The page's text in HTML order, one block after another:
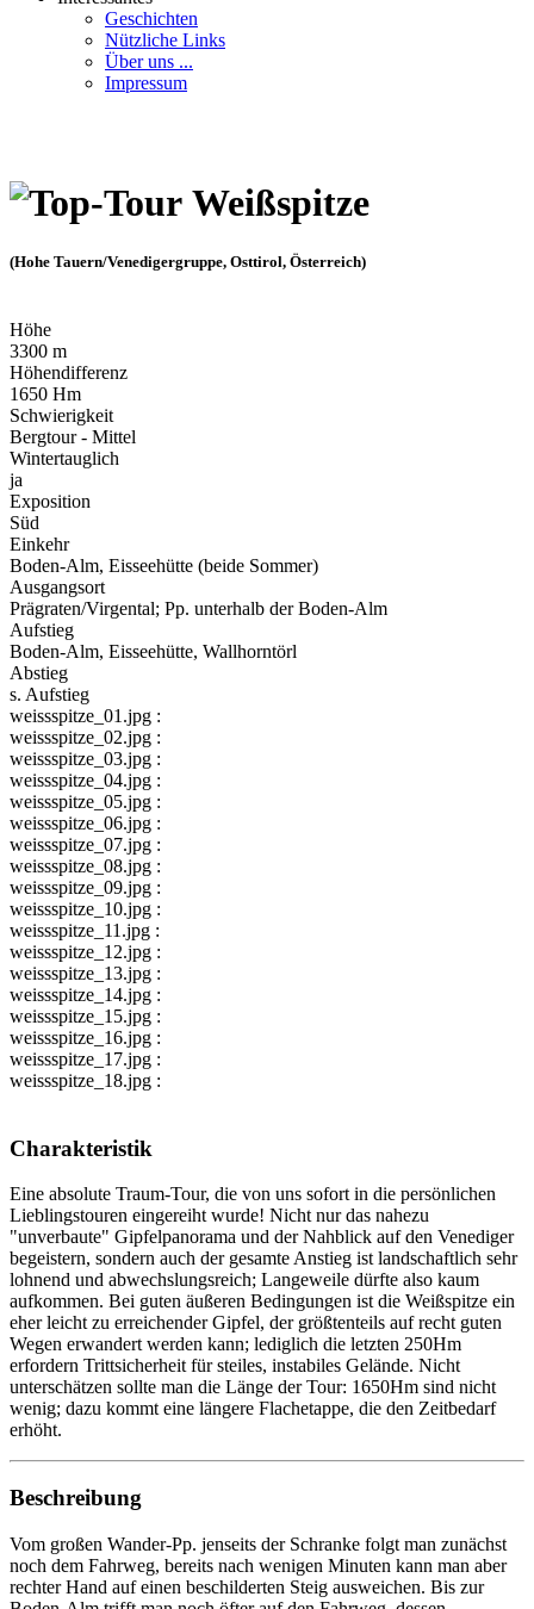
Geschichten
Nützliche Links
Über uns ...
Impressum
Weißspitze
(Hohe Tauern/Venedigergruppe, Osttirol, Österreich)
Höhe
3300 m
Höhendifferenz
1650 Hm
Schwierigkeit
Bergtour - Mittel
Wintertauglich
ja
Exposition
Süd
Einkehr
Boden-Alm, Eisseehütte (beide Sommer)
Ausgangsort
Prägraten/Virgental; Pp. unterhalb der Boden-Alm
Aufstieg
Boden-Alm, Eisseehütte, Wallhorntörl
Abstieg
s. Aufstieg
weissspitze_01.jpg :
weissspitze_02.jpg :
weissspitze_03.jpg :
weissspitze_04.jpg :
weissspitze_05.jpg :
weissspitze_06.jpg :
weissspitze_07.jpg :
weissspitze_08.jpg :
weissspitze_09.jpg :
weissspitze_10.jpg :
weissspitze_11.jpg :
weissspitze_12.jpg :
weissspitze_13.jpg :
weissspitze_14.jpg :
weissspitze_15.jpg :
weissspitze_16.jpg :
weissspitze_17.jpg :
weissspitze_18.jpg :
Charakteristik
Eine absolute Traum-Tour, die von uns sofort in die persönlichen
Lieblingstouren eingereiht wurde! Nicht nur das nahezu
"unverbaute" Gipfelpanorama und der Nahblick auf den Venediger
begeistern, sondern auch der gesamte Anstieg ist landschaftlich sehr
lohnend und abwechslungsreich; Langeweile dürfte also kaum
aufkommen. Bei guten äußeren Bedingungen ist die Weißspitze ein
eher leicht zu erreichender Gipfel, der größtenteils auf recht guten
Wegen erwandert werden kann; lediglich die letzten 250Hm
erfordern Trittsicherheit für steiles, instabiles Gelände. Nicht
unterschätzen sollte man die Länge der Tour: 1650Hm sind nicht
wenig; dazu kommt eine längere Flachetappe, die den Zeitbedarf
erhöht.
Beschreibung
Vom großen Wander-Pp. jenseits der Schranke folgt man zunächst
noch dem Fahrweg, bereits nach wenigen Minuten kann man aber
rechter Hand auf einen beschilderten Steig ausweichen. Bis zur